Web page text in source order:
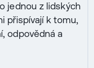
jednou z lidských
přispívají k tomu,
odpovědná a